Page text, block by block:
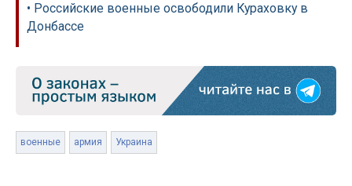
• Российские военные освободили Кураховку в
Донбассе
военные армия Украина